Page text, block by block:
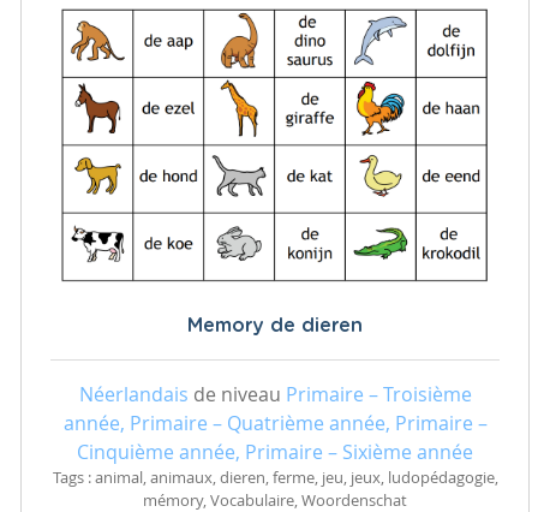
Memory de dieren
Néerlandais de niveau Primaire – Troisième
année, Primaire – Quatrième année, Primaire –
Cinquième année, Primaire – Sixième année
Tags : animal, animaux, dieren, ferme, jeu, jeux, ludopédagogie,
mémory, Vocabulaire, Woordenschat